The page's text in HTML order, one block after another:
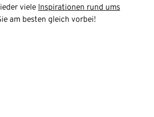
viele Inspirationen rund ums
am besten gleich vorbei!